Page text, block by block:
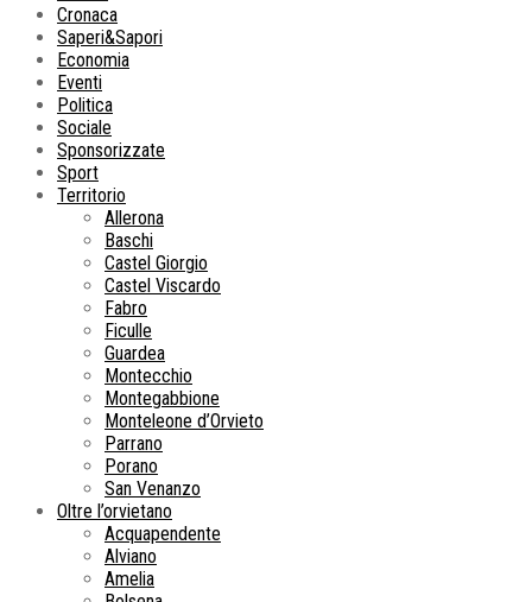
Cronaca
Saperi&Sapori
Economia
Eventi
Politica
Sociale
Sponsorizzate
Sport
Territorio
Allerona
Baschi
Castel Giorgio
Castel Viscardo
Fabro
Ficulle
Guardea
Montecchio
Montegabbione
Monteleone d’Orvieto
Parrano
Porano
San Venanzo
Oltre l’orvietano
Acquapendente
Alviano
Amelia